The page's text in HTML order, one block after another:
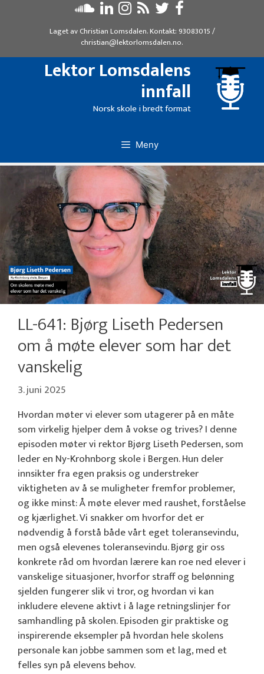
Laget avChristian Lomsdalen. Kontakt: 93083015/
christian@lektorlomsdalen.no.
Lektor Lomsdalens
innfall
Norsk skole i bredt format
Meny
LL-641: Bjørg Liseth Pedersen
om å møte elever som har det
vanskelig
3. juni 2025
Hvordan møter vi elever som utagerer på en måte
som virkelig hjelper dem å vokse og trives? I denne
episoden møter vi rektor Bjørg Liseth Pedersen, som
leder en Ny-Krohnborg skole i Bergen. Hun deler
innsikter fra egen praksis og understreker
viktigheten av å se muligheter fremfor problemer,
og ikke minst: Å møte elever med raushet, forståelse
og kjærlighet. Vi snakker om hvorfor det er
nødvendig å forstå både vårt eget toleransevindu,
men også elevenes toleransevindu. Bjørg gir oss
konkrete råd om hvordan lærere kan roe ned elever i
vanskelige situasjoner, hvorfor straff og belønning
sjelden fungerer slik vi tror, og hvordan vi kan
inkludere elevene aktivt i å lage retningslinjer for
samhandling på skolen. Episoden gir praktiske og
inspirerende eksempler på hvordan hele skolens
personale kan jobbe sammen som et lag, med et
felles syn på elevens behov.